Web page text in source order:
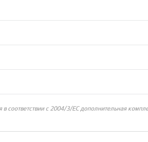
соответствии с 2004/3/ЕС дополнительная